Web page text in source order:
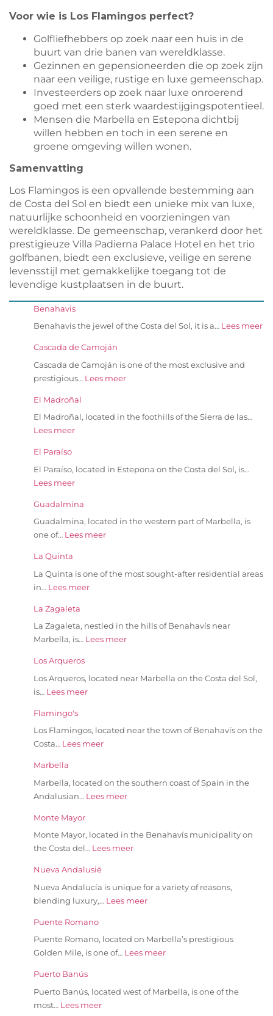
Voor wie is Los Flamingos perfect?
Golfliefhebbers op zoek naar een huis in de
buurt van drie banen van wereldklasse.
Gezinnen en gepensioneerden die op zoek zijn
naar een veilige, rustige en luxe gemeenschap.
Investeerders op zoek naar luxe onroerend
goed met een sterk waardestijgingspotentieel.
Mensen die Marbella en Estepona dichtbij
willen hebben en toch in een serene en
groene omgeving willen wonen.
Samenvatting
Los Flamingos is een opvallende bestemming aan
de Costa del Sol en biedt een unieke mix van luxe,
natuurlijke schoonheid en voorzieningen van
wereldklasse. De gemeenschap, verankerd door het
prestigieuze Villa Padierna Palace Hotel en het trio
golfbanen, biedt een exclusieve, veilige en serene
levensstijl met gemakkelijke toegang tot de
levendige kustplaatsen in de buurt.
Benahavis
Benahavis the jewel of the Costa del Sol, it is a… Lees meer
Cascada de Camoján
Cascada de Camoján is one of the most exclusive and
prestigious… Lees meer
El Madroñal
El Madroñal, located in the foothills of the Sierra de las…
Lees meer
El Paraíso
El Paraíso, located in Estepona on the Costa del Sol, is…
Lees meer
Guadalmina
Guadalmina, located in the western part of Marbella, is
one of… Lees meer
La Quinta
La Quinta is one of the most sought-after residential areas
in… Lees meer
La Zagaleta
La Zagaleta, nestled in the hills of Benahavís near
Marbella, is… Lees meer
Los Arqueros
Los Arqueros, located near Marbella on the Costa del Sol,
is… Lees meer
Flamingo's
Los Flamingos, located near the town of Benahavís on the
Costa… Lees meer
Marbella
Marbella, located on the southern coast of Spain in the
Andalusian… Lees meer
Monte Mayor
Monte Mayor, located in the Benahavís municipality on
the Costa del… Lees meer
Nueva Andalusië
Nueva Andalucía is unique for a variety of reasons,
blending luxury,… Lees meer
Puente Romano
Puente Romano, located on Marbella’s prestigious
Golden Mile, is one of… Lees meer
Puerto Banús
Puerto Banús, located west of Marbella, is one of the
most… Lees meer